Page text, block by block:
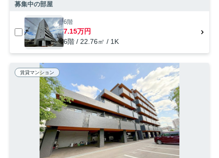
募集中の部屋
6階
7.15万円
6階 / 22.76㎡ / 1K
賃貸マンション